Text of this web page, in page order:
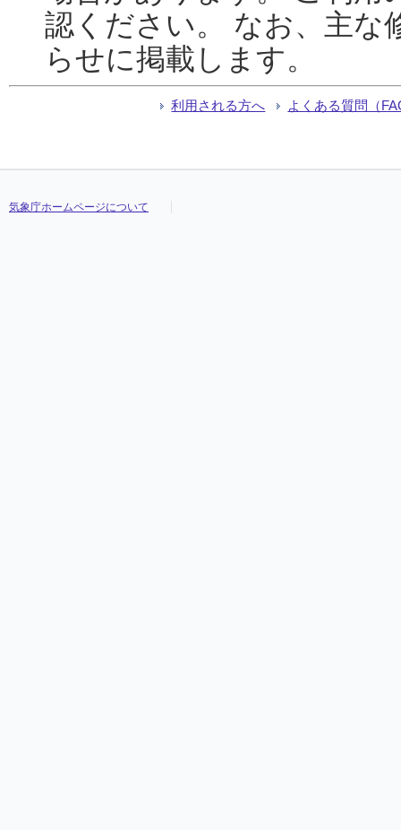
認ください。 なお、主な
らせに掲載します。
利用される方へ よくある質問（
気象庁ホームページについて